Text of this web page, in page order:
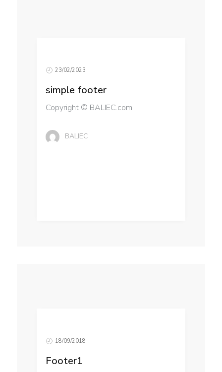
23/02/2023
simple footer
Copyright © BALIEC.com
BALIEC
18/09/2018
Footer1